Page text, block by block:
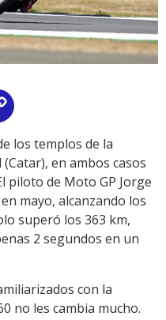
Link
los templos de la
en ambos casos
piloto de Moto GP Jorge
mayo, alcanzando los
superó los 363 km,
2 segundos en un
con la
no les cambia mucho.